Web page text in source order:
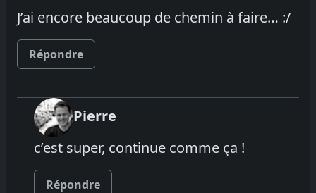
J’ai encore beaucoup de chemin à faire… :/
Répondre
Pierre
c’est super, continue comme ça !
Répondre